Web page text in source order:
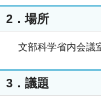
2．場所
文部科学省内会議
3．議題